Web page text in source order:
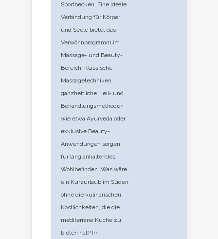
Sportbecken. Eine ideale
Verbindung für Körper
und Seele bietet das
Verwöhnprogramm im
Massage- und Beauty-
Bereich: Klassische
Massagetechniken,
ganzheitliche Heil- und
Behandlungsmethoden
wie etwa Ayurveda oder
exklusive Beauty-
Anwendungen sorgen
für lang anhaltendes
Wohlbefinden. Was wäre
ein Kurzurlaub im Süden
ohne die kulinarischen
Köstlichkeiten, die die
mediterrane Küche zu
bieten hat? Im